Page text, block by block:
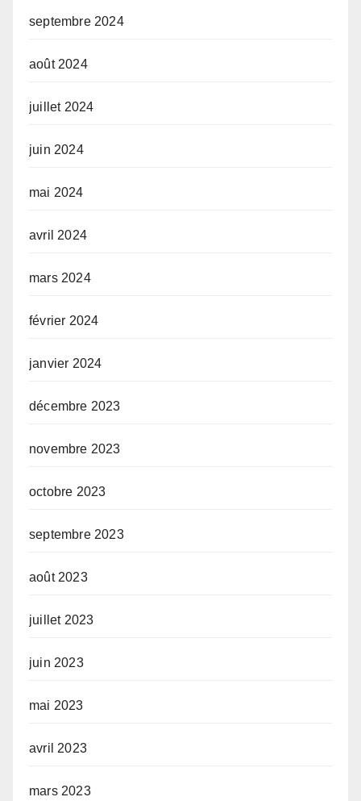
septembre 2024
août 2024
juillet 2024
juin 2024
mai 2024
avril 2024
mars 2024
février 2024
janvier 2024
décembre 2023
novembre 2023
octobre 2023
septembre 2023
août 2023
juillet 2023
juin 2023
mai 2023
avril 2023
mars 2023